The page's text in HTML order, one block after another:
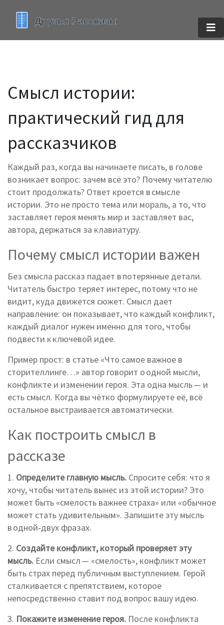
Смысл истории:
практический гид для
рассказчиков
Каждый раз, когда вы начинаете писать, в голове
возникает вопрос: зачем всё это? Почему читателю
стоит продолжать? Ответ кроется в смысле
истории. Это не просто тема или мораль, а то, что
заставляет героя менять мир и заставляет вас,
автора, держаться за клавиатуру.
Почему смысл истории важен
Без смысла рассказ падает в потерянные детали.
Читатель быстро теряет интерес, потому что не
видит, куда движется сюжет. Смысл дает
направление: он показывает, что каждый конфликт,
каждый диалог нужен именно для того, чтобы
подвести к ключевой идее.
Пример прост: в статье «Что самое важное в
сторителлинге…» автор говорит о одной мысли,
конфликте и изменении героя. Эта одна мысль — и
есть смысл. Когда вы чётко формулируете её, всё
остальное выстраивается автоматически.
Как построить смысл в
рассказе
1. Определите главную мысль. Спросите себя: что я
хочу, чтобы читатель вынес из этой истории? Это
может быть «смелость важнее страха» или «обычное
может стать удивительным». Запишите эту мысль
в одной‑двух фразах.
2. Создайте конфликт, который проверяет эту
мысль. Если смысл — «смелость», конфликт может
быть страх перед публичным выступлением. Герой
сталкивается с препятствием, которое
непосредственно ставит под вопрос вашу идею.
3. Покажите изменение героя. После конфликта